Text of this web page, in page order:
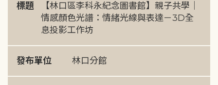
標題
【林口區李科永紀念圖書館】親子共學｜
情感顏色光譜：情緒光線與表達－3D全
息投影工作坊
發布單位 林口分館